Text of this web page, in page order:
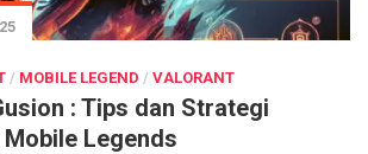
/ MOBILE LEGEND / VALORANT
: Tips dan Strategi
Legends